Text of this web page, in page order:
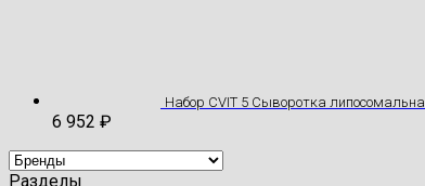
Набор CVIT 5 Сыворотка
6 952 ₽
Разделы